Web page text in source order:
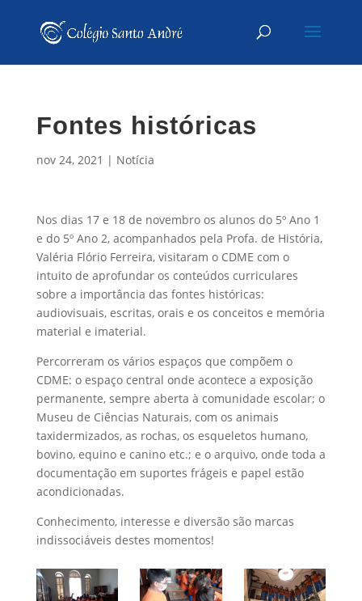
Fontes históricas
nov 24, 2021 | Notícia
Nos dias 17 e 18 de novembro os alunos do 5º Ano 1
e do 5º Ano 2, acompanhados pela Profa. de História,
Valéria Flório Ferreira, visitaram o CDME com o
intuito de aprofundar os conteúdos curriculares
sobre a importância das fontes históricas:
audiovisuais, escritas, orais e os conceitos e memória
material e imaterial.
Percorreram os vários espaços que compõem o
CDME: o espaço central onde acontece a exposição
permanente, sempre aberta à comunidade escolar; o
Museu de Ciências Naturais, com os animais
taxidermizados, as rochas, os esqueletos humano,
bovino, equino e canino etc.; e o arquivo, onde toda a
documentação em suportes frágeis e papel estão
acondicionadas.
Conhecimento, interesse e diversão são marcas
indissociáveis destes momentos!